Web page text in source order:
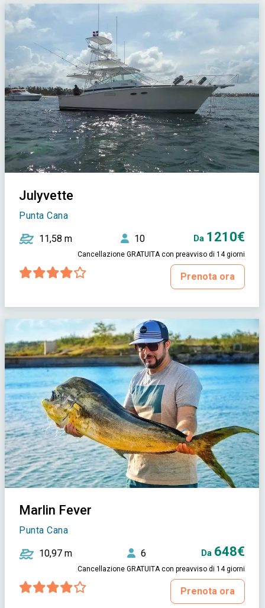
Julyvette
Punta Cana
11,58 m 10 Da 1210€
Cancellazione GRATUITA con preavviso di 14 giorni
Prenota ora
Marlin Fever
Punta Cana
10,97 m 6 Da 648€
Cancellazione GRATUITA con preavviso di 14 giorni
Prenota ora